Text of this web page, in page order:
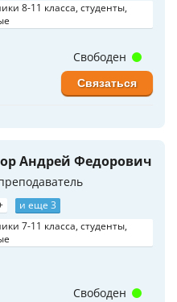
8-11 класса, студенты,
Свободен
Связаться
Андрей Федорович
и еще 3
7-11 класса, студенты,
Свободен